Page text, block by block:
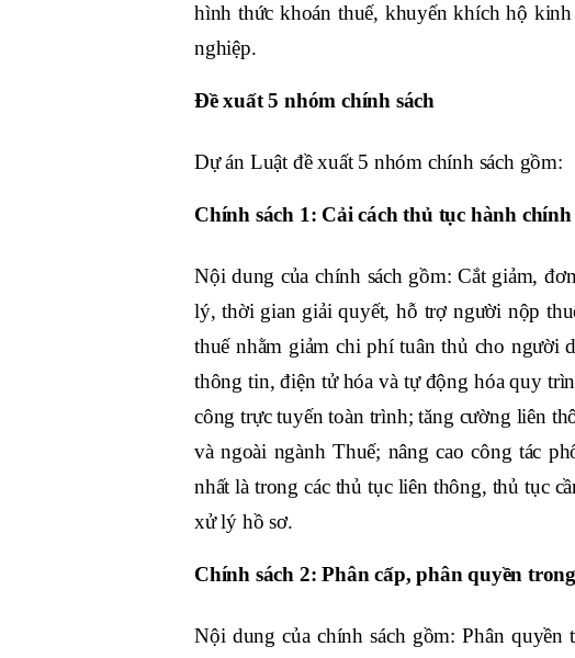
hình thức khoán thuế, khuyến khích hộ
nghiệp.
Đề xuất 5 nhóm chính sách
Dự án Luật đề xuất 5 nhóm chính sách gồm:
Chính sách 1: Cải cách thủ tục hành
Nội dung của chính sách gồm: Cắt giảm,
lý, thời gian giải quyết, hỗ trợ người nộp
thuế nhằm giảm chi phí tuân thủ cho người
thông tin, điện tử hóa và tự động hóa quy
công trực tuyến toàn trình; tăng cường liên
và ngoài ngành Thuế; nâng cao công tác
nhất là trong các thủ tục liên thông, thủ tục
xử lý hồ sơ.
Chính sách 2: Phân cấp, phân quyền
Nội dung của chính sách gồm: Phân